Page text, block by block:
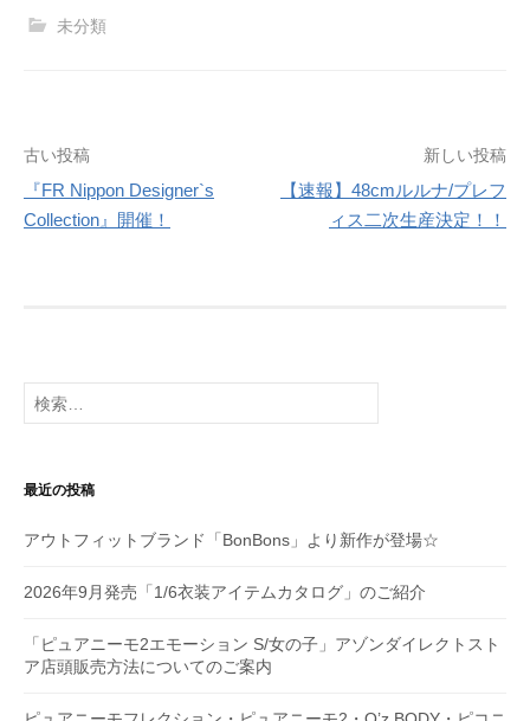
未分類
投
稿
ー
シ
ン
古い投稿
『FR Nippon Designer`s
Collection』開催！
新しい投稿
【速報】48cmルルナ/プレフ
ィス二次生産決定！！
検
索:
最近の投稿
アウトフィットブランド「BonBons」より新作が登場☆
2026年9月発売「1/6衣装アイテムカタログ」のご紹介
「ピュアニーモ2エモーション S/女の子」アゾンダイレクトスト
ア店頭販売方法についてのご案内